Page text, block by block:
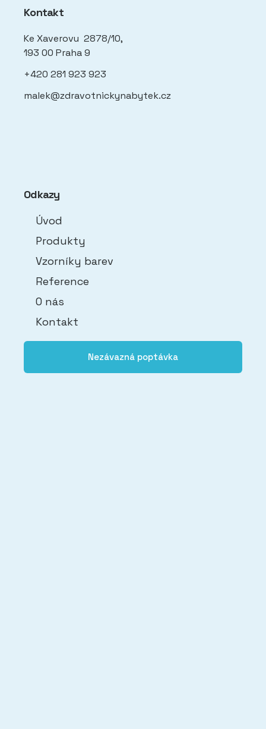
Kontakt
Ke Xaverovu 2878/10,
193 00 Praha 9
+420 281 923 923
malek@zdravotnickynabytek.cz
Odkazy
Úvod
Produkty
Vzorníky barev
Reference
O nás
Kontakt
Nezávazná poptávka